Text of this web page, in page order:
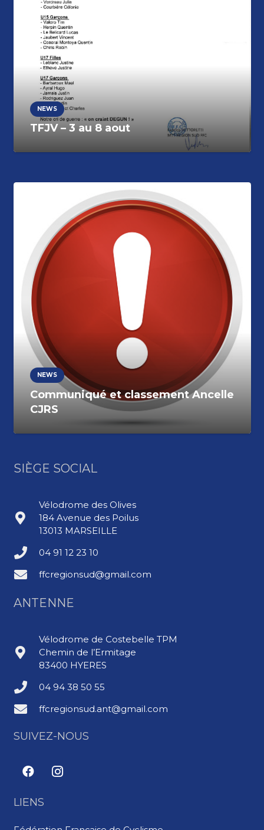
NEWS
TFJV – 3 au 8 aout
NEWS
Communiqué et classement Ancelle
CJRS
SIÈGE SOCIAL
Vélodrome des Olives
184 Avenue des Poilus
13013 MARSEILLE
04 91 12 23 10
ffcregionsud@gmail.com
ANTENNE
Vélodrome de Costebelle TPM
Chemin de l’Ermitage
83400 HYERES
04 94 38 50 55
ffcregionsud.ant@gmail.com
SUIVEZ-NOUS
LIENS